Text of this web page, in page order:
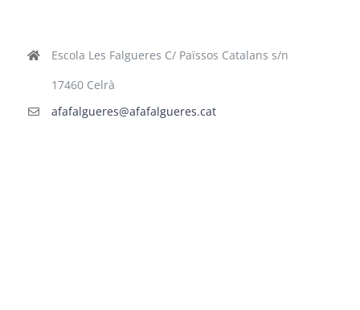
Escola Les Falgueres C/ Païssos Catalans s/n
17460 Celrà
afafalgueres@afafalgueres.cat